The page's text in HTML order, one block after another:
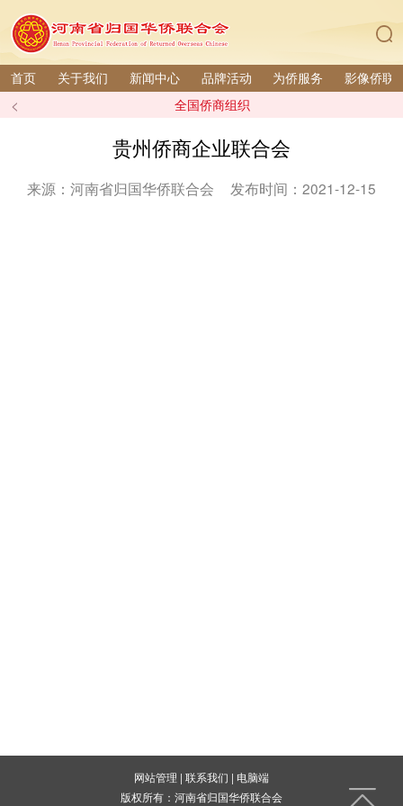
首页 关于我们 新闻中心 品牌活动 为侨服务 影像侨联
< 全国侨商组织
贵州侨商企业联合会
来源：河南省归国华侨联合会 发布时间：2021-12-15
网站管理 | 联系我们 | 电脑端
版权所有：河南省归国华侨联合会